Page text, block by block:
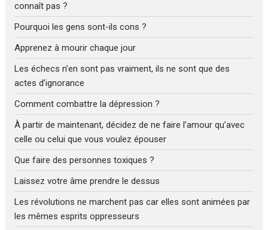
connaît pas ?
Pourquoi les gens sont-ils cons ?
Apprenez à mourir chaque jour
Les échecs n’en sont pas vraiment, ils ne sont que des
actes d’ignorance
Comment combattre la dépression ?
À partir de maintenant, décidez de ne faire l’amour qu’avec
celle ou celui que vous voulez épouser
Que faire des personnes toxiques ?
Laissez votre âme prendre le dessus
Les révolutions ne marchent pas car elles sont animées par
les mêmes esprits oppresseurs